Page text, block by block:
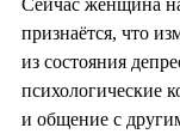
Сейчас женщина
признаётся, что
из состояния
психологические
и общение с